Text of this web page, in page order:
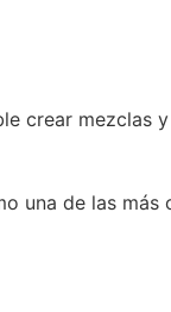
crear mezclas
una de las más